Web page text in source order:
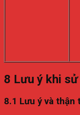
8 Lưu ý khi
8.1 Lưu ý và thận